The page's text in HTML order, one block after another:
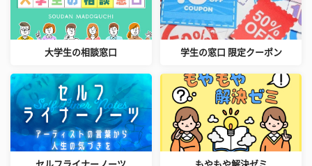
大学生の相談窓口 学生の窓口 限定クーポン
セルフライナーノーツ もやもや解決ゼミ